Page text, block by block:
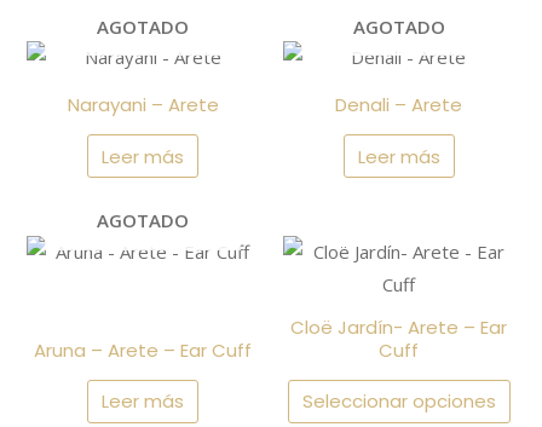
AGOTADO
Narayani – Arete
Leer más
AGOTADO
Denali – Arete
Leer más
AGOTADO
Aruna – Arete – Ear Cuff
Leer más
Cloë Jardín- Arete – Ear
Cuff
Seleccionar opciones
Este
producto
múltiples
variantes.
Las